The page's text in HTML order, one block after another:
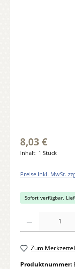
8,03 €
Inhalt: 1 Stück
Preise inkl. MwSt.
Sofort verfügbar,
Zum
Produktnummer: